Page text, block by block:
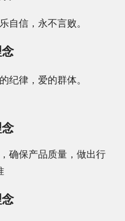
自信，永不言败。
纪律，爱的群体。
确保产品质量，做出行